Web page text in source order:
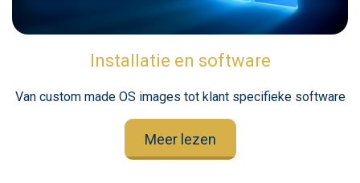
Installatie en software
Van custom made OS images tot klant specifieke software
Meer lezen